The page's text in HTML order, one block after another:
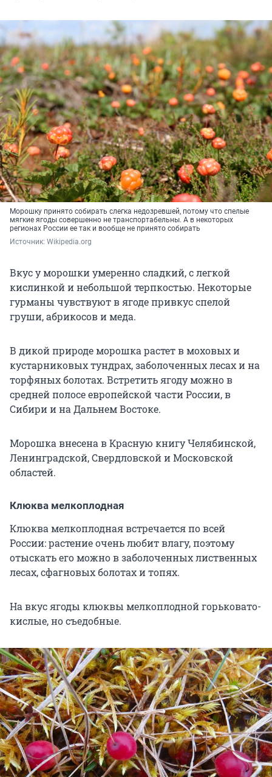
Морошку принято собирать слегка недозревшей, потому что спелые
мягкие ягоды совершенно не транспортабельны. А в некоторых
регионах России ее так и вообще не принято собирать
Источник: Wikipedia.org
Вкус у морошки умеренно сладкий, с легкой
кислинкой и небольшой терпкостью. Некоторые
гурманы чувствуют в ягоде привкус спелой
груши, абрикосов и меда.
В дикой природе морошка растет в моховых и
кустарниковых тундрах, заболоченных лесах и на
торфяных болотах. Встретить ягоду можно в
средней полосе европейской части России, в
Сибири и на Дальнем Востоке.
Морошка внесена в Красную книгу Челябинской,
Ленинградской, Свердловской и Московской
областей.
Клюква мелкоплодная
Клюква мелкоплодная встречается по всей
России: растение очень любит влагу, поэтому
отыскать его можно в заболоченных лиственных
лесах, сфагновых болотах и топях.
На вкус ягоды клюквы мелкоплодной горьковато-
кислые, но съедобные.